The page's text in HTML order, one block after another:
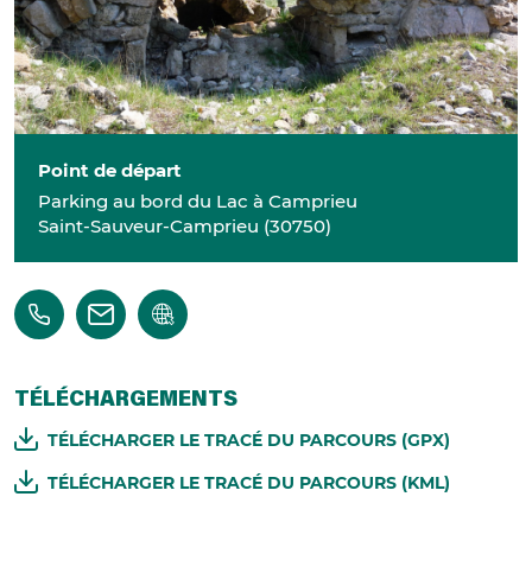
Point de départ
Parking au bord du Lac à Camprieu
Saint-Sauveur-Camprieu (30750)
TÉLÉCHARGEMENTS
TÉLÉCHARGER LE TRACÉ DU PARCOURS (GPX)
TÉLÉCHARGER LE TRACÉ DU PARCOURS (KML)